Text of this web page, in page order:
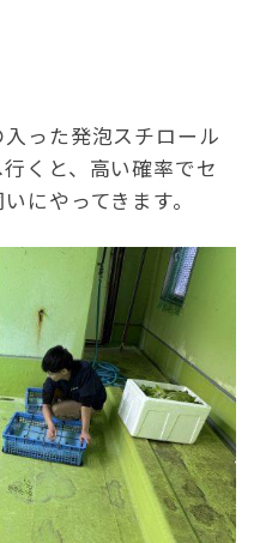
った発泡スチロール
くと、高い確率でセ
にやってきます。